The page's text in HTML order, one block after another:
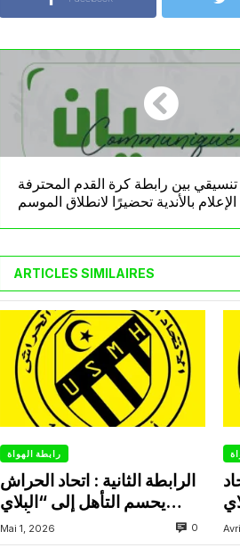
تنسيقي بين رابطة كرة القدم المحترفة
بالأندية تحضيرًا لانطلاق الموسم
ARTICLES SIMILAIRES
رابطة الهواة
الرابطة الثانية : اتحاد الحراش
يحسم التأهل إلى “البلاي
أوف”
Mai 1, 2026 0